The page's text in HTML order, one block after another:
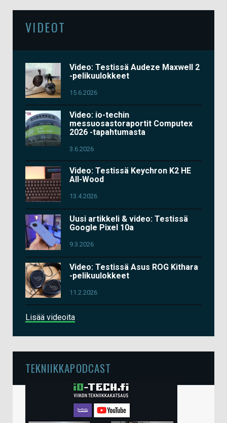
VIDEOT
Video: Testissä Audeze Maxwell 2
-pelikuulokkeet
15.6.2026
Video: io-techin
messuosastoraportit Computex
2026 -tapahtumasta
3.6.2026
Video: Testissä Keychron K2 HE
All-Wood
13.4.2026
Uusi artikkeli & video: Testissä
Google Pixel 10a
9.3.2026
Video: Testissä Asus ROG Kithara
-pelikuulokkeet
11.2.2026
Lisää videoita
TEKNIIKKAPODCAST